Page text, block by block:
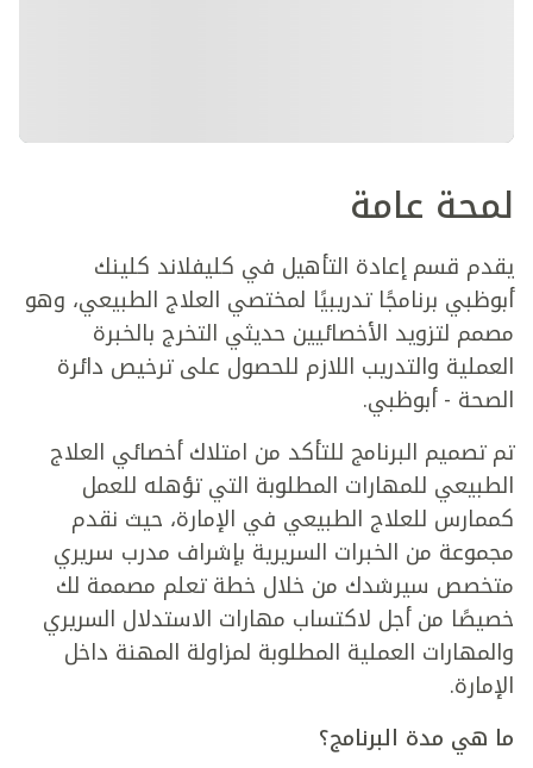
لمحة عامة
يقدم قسم إعادة التأهيل في كليفلاند كلينك
أبوظبي برنامجًا تدريبيًا لمختصي العلاج الطبيعي، وهو
مصمم لتزويد الأخصائيين حديثي التخرج بالخبرة
العملية والتدريب اللازم للحصول على ترخيص دائرة
الصحة - أبوظبي.
تم تصميم البرنامج للتأكد من امتلاك أخصائي العلاج
الطبيعي للمهارات المطلوبة التي تؤهله للعمل
كممارس للعلاج الطبيعي في الإمارة، حيث نقدم
مجموعة من الخبرات السريرية بإشراف مدرب سريري
متخصص سيرشدك من خلال خطة تعلم مصممة لك
خصيصًا من أجل لاكتساب مهارات الاستدلال السريري
والمهارات العملية المطلوبة لمزاولة المهنة داخل
الإمارة.
ما هي مدة البرنامج؟